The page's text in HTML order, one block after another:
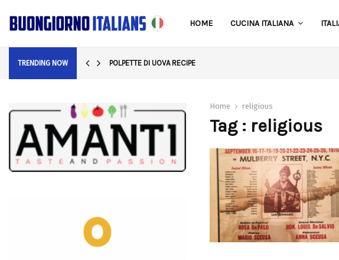
HOME CUCINA ITALIANA
TRENDING NOW POLPETTE DI UOVA RECIPE
Home religious
Tag : religious